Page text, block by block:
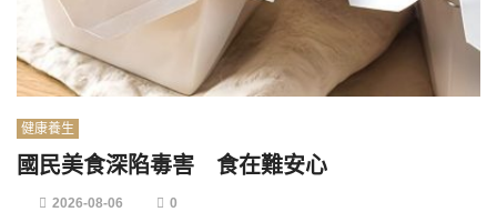
健康養生
國民美食深陷毒害 食在難安心
2026-08-06 0